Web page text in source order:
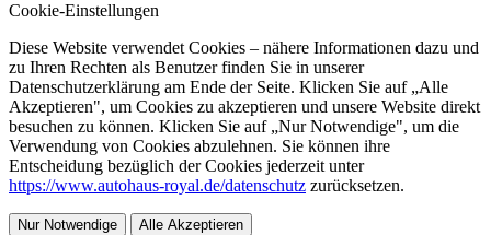
Cookie-Einstellungen
Diese Website verwendet Cookies – nähere Informationen dazu und
zu Ihren Rechten als Benutzer finden Sie in unserer
Datenschutzerklärung am Ende der Seite. Klicken Sie auf „Alle
Akzeptieren", um Cookies zu akzeptieren und unsere Website direkt
besuchen zu können. Klicken Sie auf „Nur Notwendige", um die
Verwendung von Cookies abzulehnen. Sie können ihre
Entscheidung bezüglich der Cookies jederzeit unter
https://www.autohaus-royal.de/datenschutz zurücksetzen.
Nur Notwendige Alle Akzeptieren